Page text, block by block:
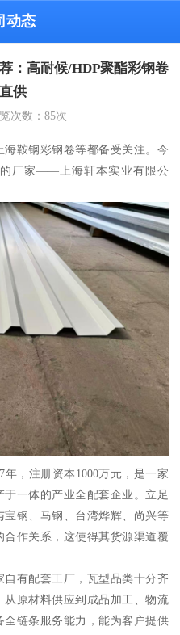
动态
：高耐候/HDP聚酯彩钢卷
供
次数： 85次
鞍钢彩钢卷等都备受关注。今
厂家——上海轩本实业有限公
年，注册资本1000万元，是一家
一体的产业全配套企业。立足
宝钢、马钢、台湾烨辉、尚兴等
作关系，这使得其货源渠道覆
有配套工厂，瓦型品类十分齐
原材料供应到成品加工、物流
链条服务能力，能为客户提供